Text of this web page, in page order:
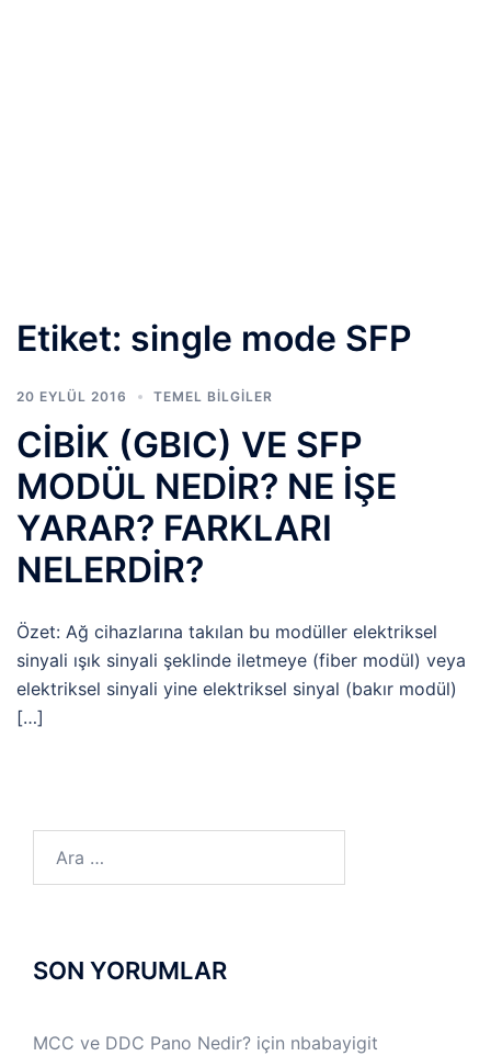
Etiket: single mode SFP
20 EYLÜL 2016 TEMEL BİLGİLER
CİBİK (GBIC) VE SFP
MODÜL NEDİR? NE İŞE
YARAR? FARKLARI
NELERDİR?
Özet: Ağ cihazlarına takılan bu modüller elektriksel
sinyali ışık sinyali şeklinde iletmeye (fiber modül) veya
elektriksel sinyali yine elektriksel sinyal (bakır modül)
[…]
SON YORUMLAR
MCC ve DDC Pano Nedir? için nbabayigit